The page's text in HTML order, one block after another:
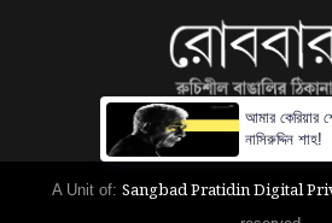
A Unit of: Sangbad Pratidin Digital
আমার কেরিয়ার
নাসিরুদ্দিন শাহ!